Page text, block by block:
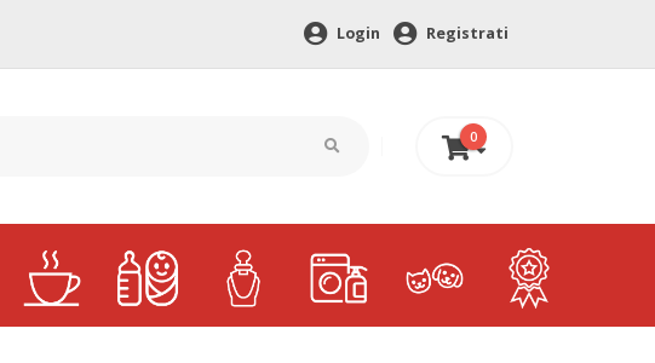
Login Registrati
0
0 €